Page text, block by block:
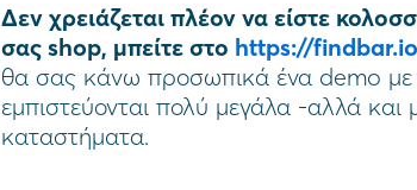
Δεν χρειάζεται πλέον να είστε
σας shop, μπείτε στο https://
θα σας κάνω προσωπικά ένα demo
εμπιστεύονται πολύ μεγάλα -αλλά και
καταστήματα.